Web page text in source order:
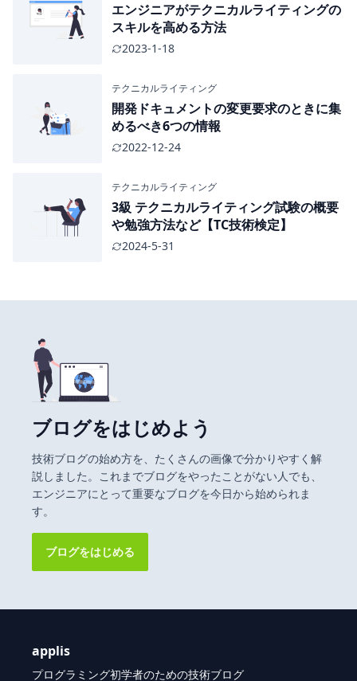
エンジニアがテクニカルライティングの
スキルを高める方法
2023-1-18
テクニカルライティング
開発ドキュメントの変更要求のときに集
めるべき6つの情報
2022-12-24
テクニカルライティング
3級 テクニカルライティング試験の概要
や勉強方法など【TC技術検定】
2024-5-31
ブログをはじめよう
技術ブログの始め方を、たくさんの画像で分かりやすく解
説しました。これまでブログをやったことがない人でも、
エンジニアにとって重要なブログを今日から始められま
す。
ブログをはじめる
applis
プログラミング初学者のための技術ブログ